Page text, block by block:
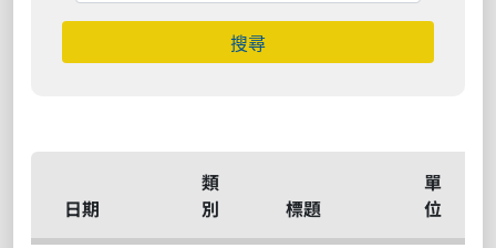
搜尋
日期
類
別
標題
單
位